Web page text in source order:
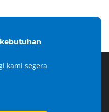
kami segera